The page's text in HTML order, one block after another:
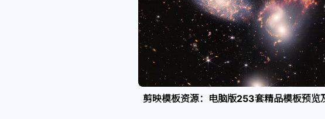
剪映模板资源：电脑版253套精品模板预览